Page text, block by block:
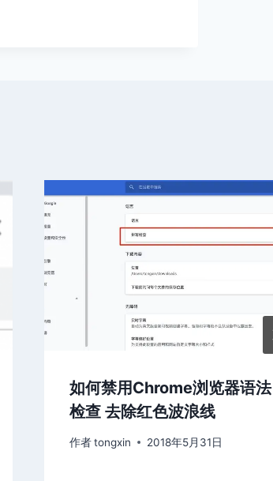
如何禁用Chrome浏览器语法
检查 去除红色波浪线
作者 tongxin 2018年5月31日